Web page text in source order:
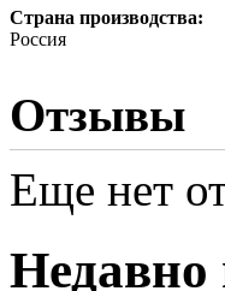
Страна производства:
Россия
Отзывы
Еще нет
Недавно